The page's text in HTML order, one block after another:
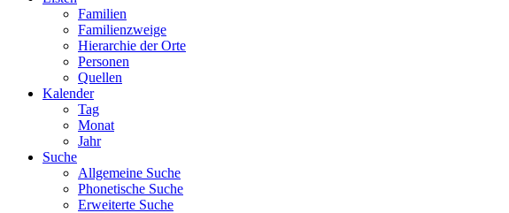
Familien
Familienzweige
Hierarchie der Orte
Personen
Quellen
Kalender
Tag
Monat
Jahr
Suche
Allgemeine Suche
Phonetische Suche
Erweiterte Suche